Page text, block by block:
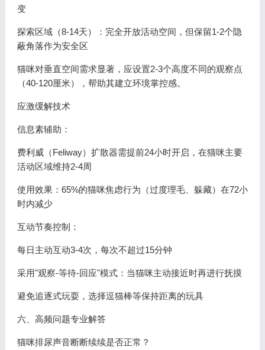
变
探索区域（8-14天）：完全开放活动空间，但保留1-2个隐
蔽角落作为安全区
猫咪对垂直空间需求显著，应设置2-3个高度不同的观察点
（40-120厘米），帮助其建立环境掌控感。
应激缓解技术
信息素辅助：
费利威（Feliway）扩散器需提前24小时开启，在猫咪主要
活动区域维持2-4周
使用效果：65%的猫咪焦虑行为（过度理毛、躲藏）在72小
时内减少
互动节奏控制：
每日主动互动3-4次，每次不超过15分钟
采用"观察-等待-回应"模式：当猫咪主动接近时再进行抚摸
避免追逐式玩耍，选择逗猫棒等保持距离的玩具
六、高频问题专业解答
猫咪排尿声音断断续续是否正常？